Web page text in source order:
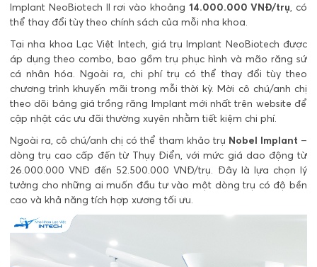
Implant NeoBiotech II rơi vào khoảng 14.000.000 VNĐ/trụ, có
thể thay đổi tùy theo chính sách của mỗi nha khoa.
Tại nha khoa Lạc Việt Intech, giá trụ Implant NeoBiotech được
áp dụng theo combo, bao gồm trụ phục hình và mão răng sứ
cá nhân hóa. Ngoài ra, chi phí trụ có thể thay đổi tùy theo
chương trình khuyến mãi trong mỗi thời kỳ. Mời cô chú/anh chị
theo dõi bảng giá trồng răng Implant mới nhất trên website để
cập nhật các ưu đãi thường xuyên nhằm tiết kiệm chi phí.
Ngoài ra, cô chú/anh chị có thể tham khảo trụ Nobel Implant –
dòng trụ cao cấp đến từ Thụy Điển, với mức giá dao động từ
26.000.000 VNĐ đến 52.500.000 VNĐ/trụ. Đây là lựa chọn lý
tưởng cho những ai muốn đầu tư vào một dòng trụ có độ bền
cao và khả năng tích hợp xương tối ưu.